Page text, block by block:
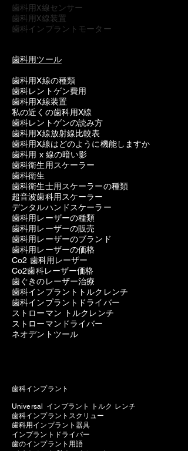
歯科用X線センサー
歯科用X線装置
歯科インプラントモーター
歯科用ツール
歯科用X線の種類
歯科レントゲン費用
歯科用X線装置
私の近くの歯科用X線
歯科レントゲンの読み方
歯科用X線放射線比較表
歯科用X線はどのように機能しますか
歯科用 x 線の暗い影
歯科衛生用スケーラー
歯科衛生
歯科衛生士用スケーラーの種類
超音波歯科用スケーラー
デンタルハンドスケーラー
歯科用レーザーの種類
歯科用レーザーの販売
歯科用レーザーのブランド
歯科用レーザーの価格
Co2 歯科用レーザー
Co2歯科レーザー価格
歯ぐきのレーザー治療
歯科インプラントトルクレンチ
歯科インプラントドライバー
ストローマン トルクレンチ
ストローマンドライバー
ネオデントツール
歯科インプラント
Universal インプラント トルク レンチ
歯科インプラントスクリュー
歯科用インプラント器具
インプラントドライバー
歯のインプラント用語